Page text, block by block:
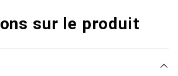
sur le produit